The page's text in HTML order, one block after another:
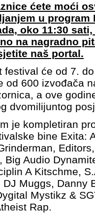
ćete moći
u program
oko 11:30
na nagradno
naš portal.
festival će od 7.
od 600 izvođača
a ove
dvomilijuntog
je kompletiran
bine Exita:
Big Audio
A Kitschme,
Muggs, Danny
Mystikz &
Rap.